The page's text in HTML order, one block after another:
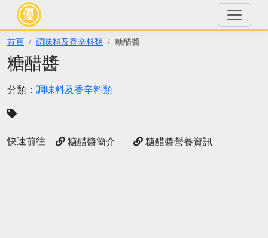
首頁 調味料及香辛料類 糖醋醬
糖醋醬
分類： 調味料及香辛料類
快速前往 糖醋醬簡介 糖醋醬營養資訊